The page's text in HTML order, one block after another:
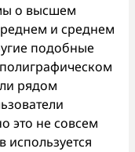
о высшем
и среднем
подобные
рядом
это не совсем
используется